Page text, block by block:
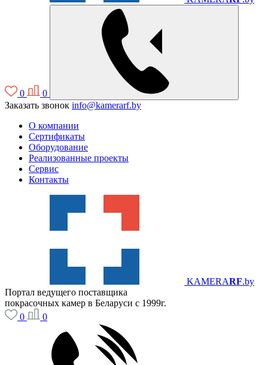
0
0
Заказать звонок info@kamerarf.by
О компании
Сертификаты
Оборудование
Реализованные проекты
Сервис
Контакты
KAMERARF.by
Портал ведущего поставщика
покрасочных камер в Беларуси с 1999г.
0
0